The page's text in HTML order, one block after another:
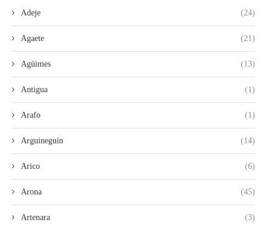
Adeje (24)
Agaete (21)
Agüimes (13)
Antigua (1)
Arafo (1)
Arguineguín (14)
Arico (6)
Arona (45)
Artenara (3)